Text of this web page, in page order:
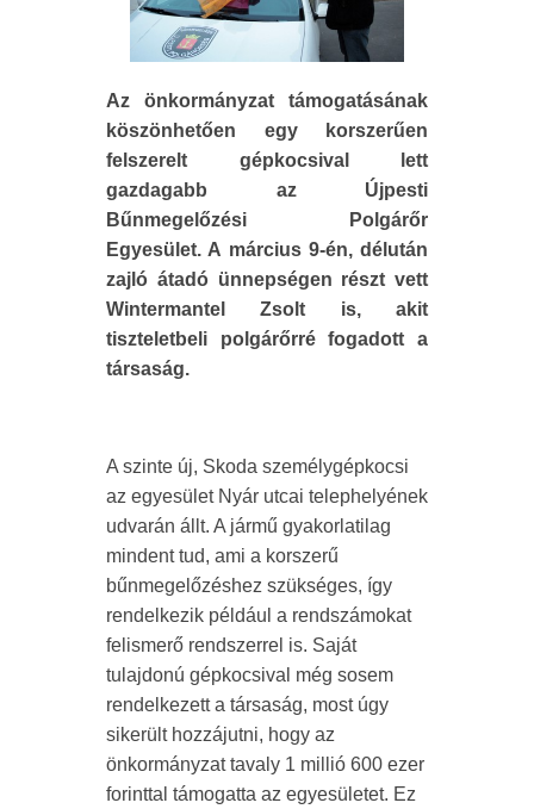
Az önkormányzat támogatásának
köszönhetően egy korszerűen
felszerelt gépkocsival lett
gazdagabb az Újpesti
Bűnmegelőzési Polgárőr
Egyesület. A március 9-én, délután
zajló átadó ünnepségen részt vett
Wintermantel Zsolt is, akit
tiszteletbeli polgárőrré fogadott a
társaság.
A szinte új, Skoda személygépkocsi
az egyesület Nyár utcai telephelyének
udvarán állt. A jármű gyakorlatilag
mindent tud, ami a korszerű
bűnmegelőzéshez szükséges, így
rendelkezik például a rendszámokat
felismerő rendszerrel is. Saját
tulajdonú gépkocsival még sosem
rendelkezett a társaság, most úgy
sikerült hozzájutni, hogy az
önkormányzat tavaly 1 millió 600 ezer
forinttal támogatta az egyesületet. Ez